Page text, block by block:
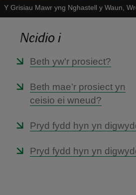
Y Grisiau Mawr yng Nghastell y Waun,
Neidio i
Beth yw'r prosiect?
Beth mae’r prosiect yn
ceisio ei wneud?
Pryd fydd hyn yn
Pryd fydd hyn yn